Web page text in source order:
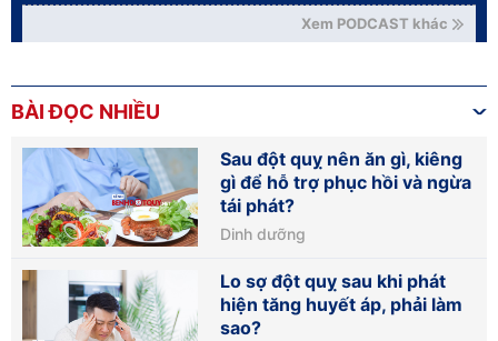
Xem PODCAST khác
BÀI ĐỌC NHIỀU
Sau đột quỵ nên ăn gì, kiêng
gì để hỗ trợ phục hồi và ngừa
tái phát?
Dinh dưỡng
Lo sợ đột quỵ sau khi phát
hiện tăng huyết áp, phải làm
sao?